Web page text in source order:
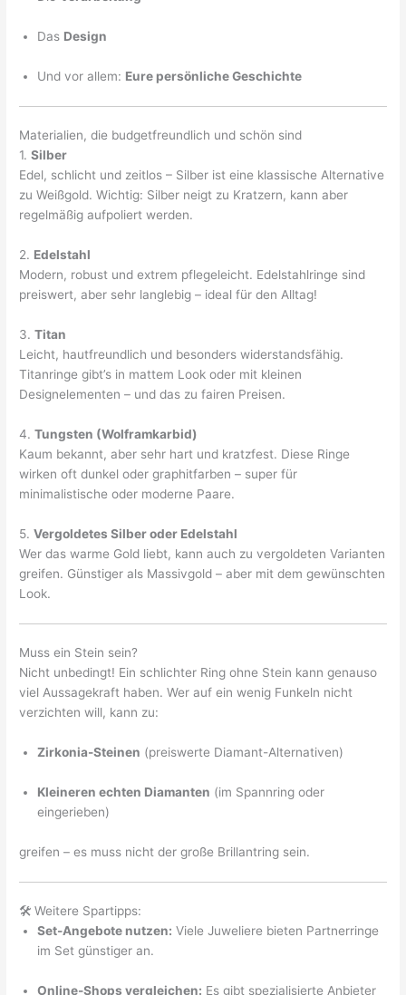
Das Design
Und vor allem: Eure persönliche Geschichte
Materialien, die budgetfreundlich und schön sind
1.Silber
Edel, schlicht und zeitlos – Silber ist eine klassische Alternative
zu Weißgold. Wichtig: Silber neigt zu Kratzern, kann aber
regelmäßig aufpoliert werden.
2. Edelstahl
Modern, robust und extrem pflegeleicht. Edelstahlringe sind
preiswert, aber sehr langlebig – ideal für den Alltag!
3.Titan
Leicht, hautfreundlich und besonders widerstandsfähig.
Titanringe gibt’s in mattem Look oder mit kleinen
Designelementen – und das zu fairen Preisen.
4.Tungsten (Wolframkarbid)
Kaum bekannt, aber sehr hart und kratzfest. Diese Ringe
wirken oft dunkel oder graphitfarben – super für
minimalistische oder moderne Paare.
5.Vergoldetes Silber oder Edelstahl
Wer das warme Gold liebt, kann auch zu vergoldeten Varianten
greifen. Günstiger als Massivgold – aber mit dem gewünschten
Look.
Muss ein Stein sein?
Nicht unbedingt! Ein schlichter Ring ohne Stein kann genauso
viel Aussagekraft haben. Wer auf ein wenig Funkeln nicht
verzichten will, kann zu:
Zirkonia-Steinen (preiswerte Diamant-Alternativen)
Kleineren echten Diamanten (im Spannring oder
eingerieben)
greifen – es muss nicht der große Brillantring sein.
🛠️ Weitere Spartipps:
Set-Angebote nutzen: Viele Juweliere bieten Partnerringe
im Set günstiger an.
Online-Shops vergleichen: Es gibt spezialisierte Anbieter